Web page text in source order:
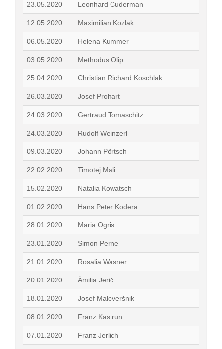
23.05.2020 Leonhard Cuderman
12.05.2020 Maximilian Kozlak
06.05.2020 Helena Kummer
03.05.2020 Methodus Olip
25.04.2020 Christian Richard Koschlak
26.03.2020 Josef Prohart
24.03.2020 Gertraud Tomaschitz
24.03.2020 Rudolf Weinzerl
09.03.2020 Johann Pörtsch
22.02.2020 Timotej Mali
15.02.2020 Natalia Kowatsch
01.02.2020 Hans Peter Kodera
28.01.2020 Maria Ogris
23.01.2020 Simon Perne
21.01.2020 Rosalia Wasner
20.01.2020 Ämilia Jerič
18.01.2020 Josef Maloveršnik
08.01.2020 Franz Kastrun
07.01.2020 Franz Jerlich